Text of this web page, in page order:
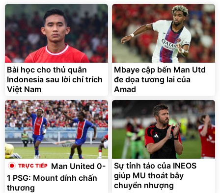
Bài học cho thủ quân
Indonesia sau lời chỉ trích
Việt Nam
Mbaye cập bến Man Utd
đe dọa tương lai của
Amad
Man United 0-
1 PSG: Mount dính chấn
thương
Sự tỉnh táo của INEOS
giúp MU thoát bẫy
chuyển nhượng